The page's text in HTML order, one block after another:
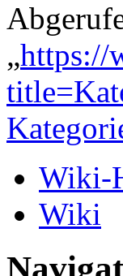
„https://
Wiki-
Wiki